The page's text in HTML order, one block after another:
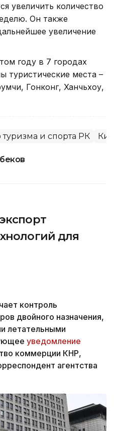
увеличить количество
Он также
увеличение
году в 7 городах
туристические места –
Гонконг, Ханчьхоу,
и спорта РК
для
контроль
двойного назначения,
летательными
уведомление
коммерции КНР,
агентства